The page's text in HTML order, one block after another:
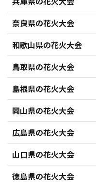
奈良県の花火大会
和歌山県の花火大会
鳥取県の花火大会
島根県の花火大会
岡山県の花火大会
広島県の花火大会
山口県の花火大会
徳島県の花火大会